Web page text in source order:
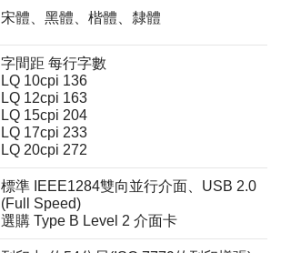
宋體、黑體、楷體、隸體
字間距 每行字數
LQ 10cpi 136
LQ 12cpi 163
LQ 15cpi 204
LQ 17cpi 233
LQ 20cpi 272
標準 IEEE1284雙向並行介面、USB 2.0
(Full Speed)
選購 Type B Level 2 介面卡